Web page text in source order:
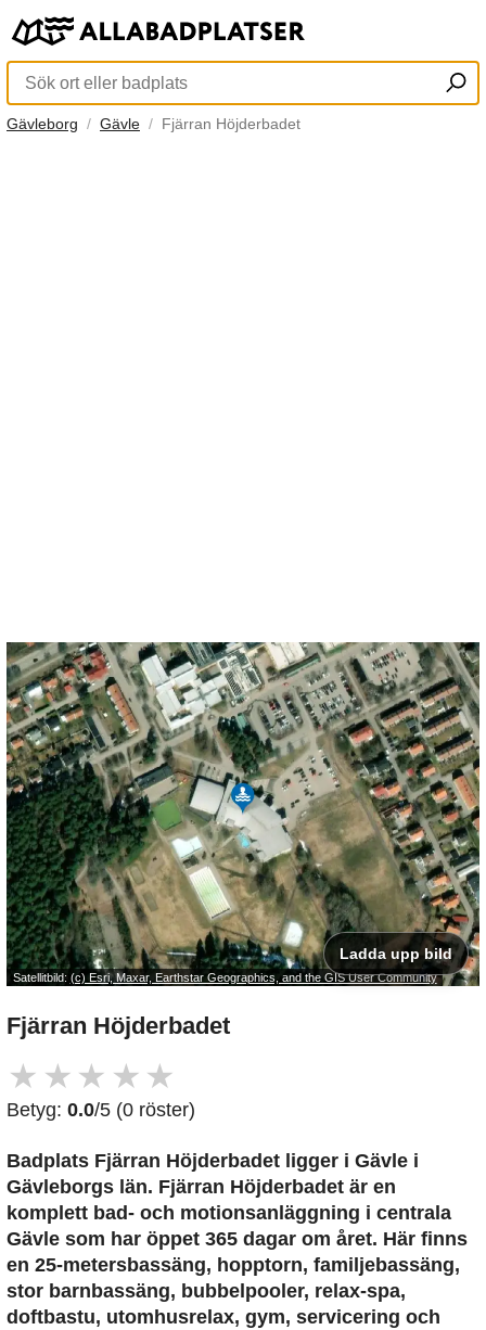
Gävleborg Gävle Fjärran Höjderbadet
Satellitbild: (c) Esri, Maxar, Earthstar Geographics, and the GIS User Community
Ladda upp bild
Fjärran Höjderbadet
★ ★ ★ ★ ★
Betyg: 0.0/5 (0 röster)
Badplats Fjärran Höjderbadet ligger i Gävle i
Gävleborgs län. Fjärran Höjderbadet är en
komplett bad- och motionsanläggning i centrala
Gävle som har öppet 365 dagar om året. Här finns
en 25-metersbassäng, hopptorn, familjebassäng,
stor barnbassäng, bubbelpooler, relax-spa,
doftbastu, utomhusrelax, gym, servicering och